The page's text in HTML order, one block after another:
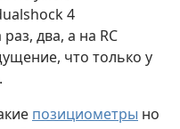
4
два, а на RC
что только у
позициометры но